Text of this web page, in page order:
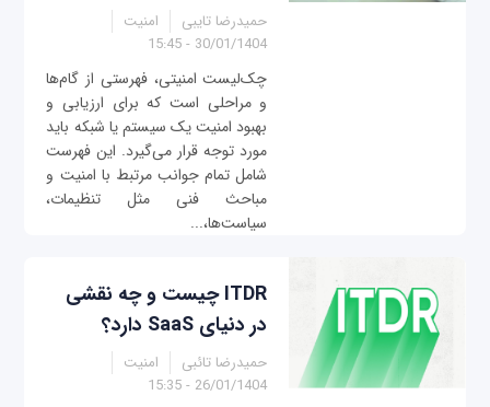
حمیدرضا تایبی
امنیت
30/01/1404 - 15:45
چک‌لیست امنیتی، فهرستی از گام‌ها
و مراحلی است که برای ارزیابی و
بهبود امنیت یک سیستم یا شبکه باید
مورد توجه قرار می‌گیرد. این فهرست
شامل تمام جوانب مرتبط با امنیت و
مباحث فنی مثل تنظیمات،
سیاست‌ها،...
ITDR چیست و چه نقشی
در دنیای SaaS دارد؟
حمیدرضا تائبی
امنیت
26/01/1404 - 15:35